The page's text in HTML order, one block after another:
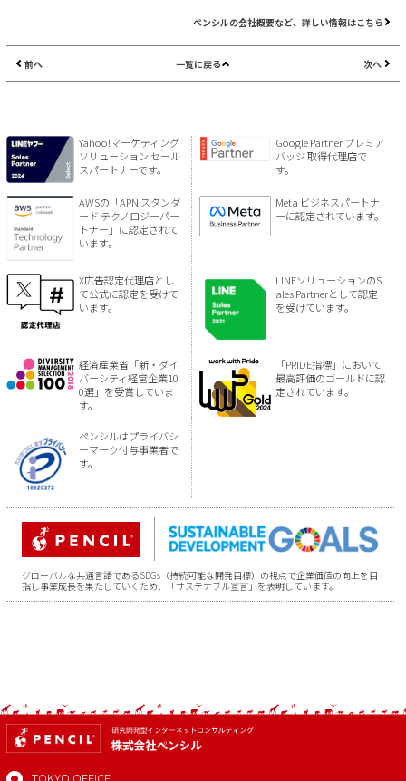
ペンシルの会社概要など、詳しい情報はこちら
前へ 一覧に戻る 次へ
Yahoo!マーケティング
ソリューション セール
スパートナーです。
Google Partner プレミア
バッジ 取得代理店で
す。
AWSの「APN スタンダ
ード テクノロジーパー
トナー」に認定されて
います。
Meta ビジネスパートナ
ーに認定されています。
X広告認定代理店とし
て公式に認定を受けて
います。
LINEソリューションのS
ales Partnerとして認定
を受けています。
経済産業省「新・ダイ
バーシティ経営企業10
0選」を受賞していま
す。
「PRIDE指標」において
最高評価のゴールドに認
定されています。
ペンシルはプライバシ
ーマーク付与事業者で
す。
グローバルな共通言語であるSDGs（持続可能な開発目標）の視点で企業価値の向上を目
指し事業成長を果たしていくため、「サステナブル宣言」を表明しています。